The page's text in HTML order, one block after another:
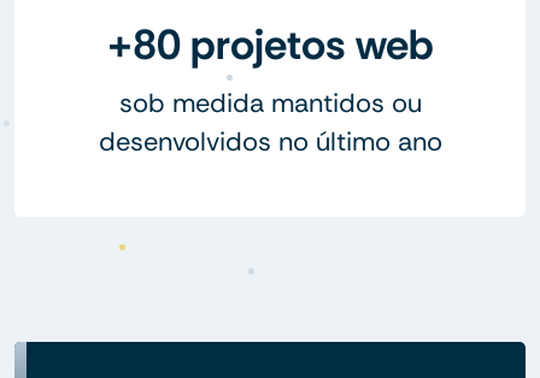
+80 projetos web
sob medida mantidos ou
desenvolvidos no último ano